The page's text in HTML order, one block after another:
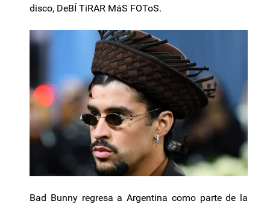
disco, DeBÍ TiRAR MáS FOToS.
Bad Bunny regresa a Argentina como parte de la